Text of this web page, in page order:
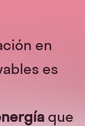
en
es
que